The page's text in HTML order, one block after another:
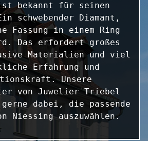
bekannt für seinen
schwebender Diamant,
Fassung in einem Ring
Das erfordert großes
Materialien und viel
Erfahrung und
Unsere
von Juwelier Triebel
dabei, die passende
Niessing auszuwählen.